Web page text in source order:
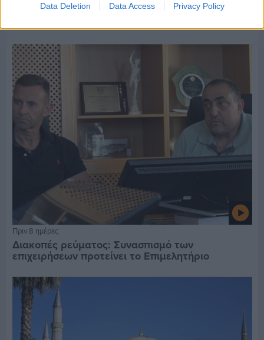
Data Deletion Data Access Privacy Policy
Εργασίες ασφαλτόστρωσης σε τρεις οδούς του
Πριν 8 ημέρες
Διακοπές ρεύματος: Συνασπισμό των
επιχειρήσεων προτείνει το Επιμελητήριο